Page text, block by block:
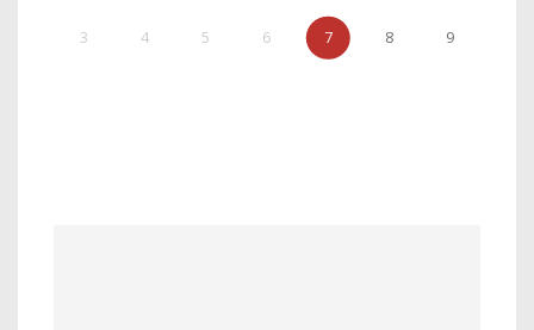
3 4 5 6 7 8 9